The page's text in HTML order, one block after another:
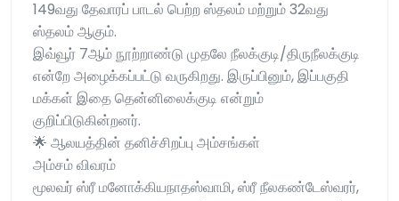
149வது தேவாரப் பாடல் பெற்ற ஸ்தலம் மற்றும் 32வது
ஸ்தலம் ஆகும்.
இவ்வூர் 7ஆம் நூற்றாண்டு முதலே நீலக்குடி/திருநீலக்குடி
என்றே அழைக்கப்பட்டு வருகிறது. இருப்பினும், இப்பகுதி
மக்கள் இதை தென்னிலைக்குடி என்றும்
குறிப்பிடுகின்றனர்.
🌟 ஆலயத்தின் தனிச்சிறப்பு அம்சங்கள்
அம்சம் விவரம்
மூலவர் ஸ்ரீ மனோக்கியநாதஸ்வாமி, ஸ்ரீ நீலகண்டேஸ்வரர்,